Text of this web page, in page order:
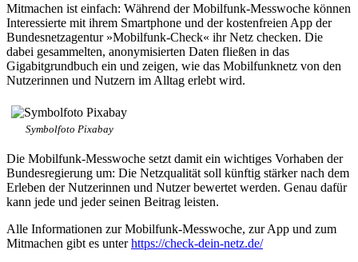
Mitmachen ist einfach: Während der Mobilfunk-Messwoche können
Interessierte mit ihrem Smartphone und der kostenfreien App der
Bundesnetzagentur »Mobilfunk-Check« ihr Netz checken. Die
dabei gesammelten, anonymisierten Daten fließen in das
Gigabitgrundbuch ein und zeigen, wie das Mobilfunknetz von den
Nutzerinnen und Nutzern im Alltag erlebt wird.
Symbolfoto Pixabay
Die Mobilfunk-Messwoche setzt damit ein wichtiges Vorhaben der
Bundesregierung um: Die Netzqualität soll künftig stärker nach dem
Erleben der Nutzerinnen und Nutzer bewertet werden. Genau dafür
kann jede und jeder seinen Beitrag leisten.
Alle Informationen zur Mobilfunk-Messwoche, zur App und zum
Mitmachen gibt es unterhttps://check-dein-netz.de/